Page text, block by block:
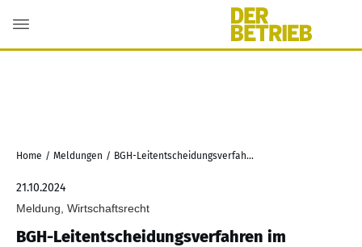
Home / Meldungen / BGH-Leitentscheidungsverfahren im Bundesrat beschlossen
21.10.2024
Meldung, Wirtschaftsrecht
BGH-Leitentscheidungsverfahren im